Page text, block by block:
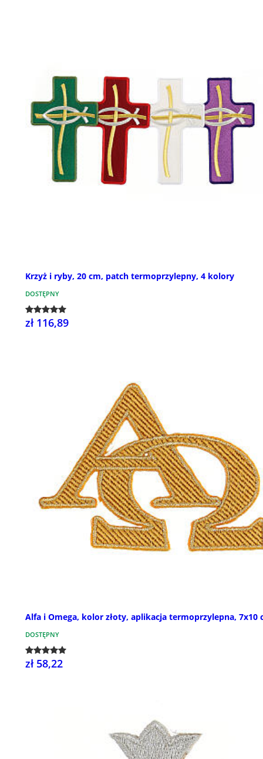
Krzyż i ryby, 20 cm, patch termoprzylepny, 4 kolory
DOSTĘPNY
zł 116,89
Alfa i Omega, kolor złoty, aplikacja termoprzylepna, 7x10
DOSTĘPNY
zł 58,22